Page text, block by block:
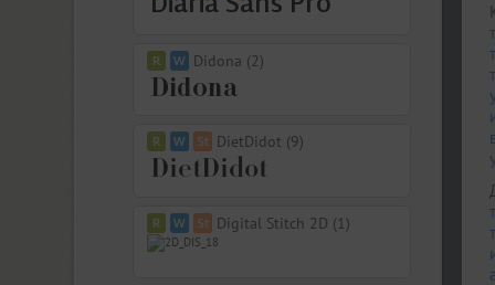
Didona (2)
DietDidot (9)
Digital Stitch 2D (1)